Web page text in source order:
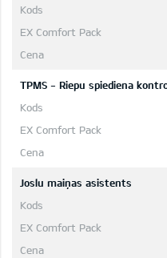
TPMS - Riepu spiediena
Joslu maiņas asistents